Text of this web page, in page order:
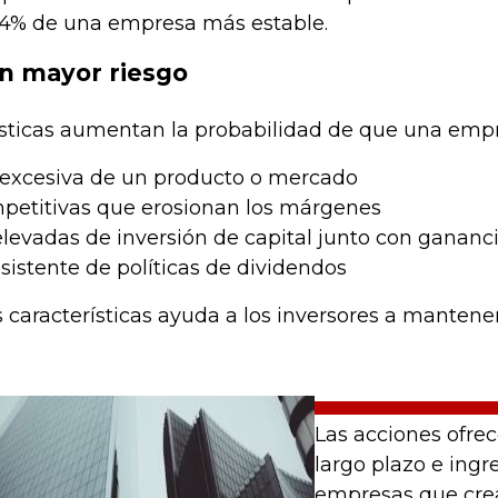
de una empresa más estable.
mayor riesgo
aumentan la probabilidad de que una
de un producto o mercado
que erosionan los márgenes
de inversión de capital junto con
de políticas de dividendos
características ayuda a los inversores a
Las acciones
largo plazo e